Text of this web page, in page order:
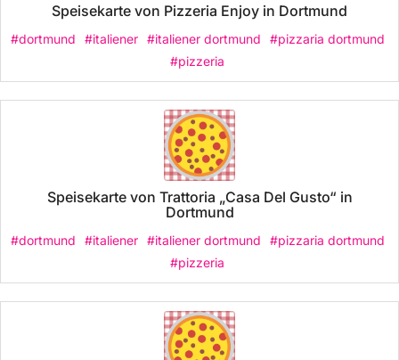
Speisekarte von Pizzeria Enjoy in Dortmund
#dortmund #italiener #italiener dortmund
#pizzaria dortmund
#pizzeria
Speisekarte von Trattoria „Casa Del Gusto“ in
Dortmund
#dortmund #italiener #italiener dortmund
#pizzaria dortmund
#pizzeria